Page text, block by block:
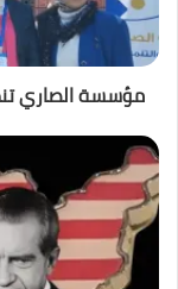
مؤسسة الصاري